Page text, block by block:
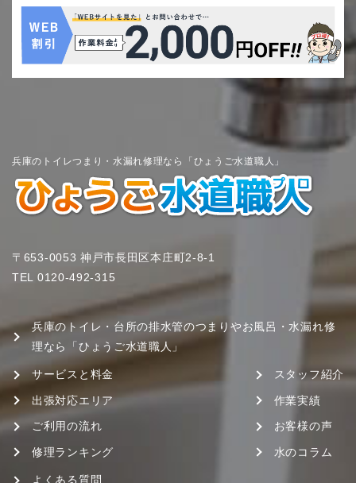
兵庫のトイレつまり・水漏れ修理なら「ひょうご水道職人」
〒653-0053 神戸市長田区本庄町2-8-1
TEL 0120-492-315
兵庫のトイレ・台所の排水管のつまりやお風呂・水漏れ修
理なら「ひょうご水道職人」
サービスと料金
出張対応エリア
ご利用の流れ
修理ランキング
スタッフ紹介
作業実績
お客様の声
水のコラム
よくある質問